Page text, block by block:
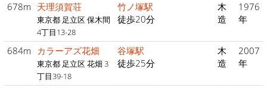
678m 天理須賀荘
東京都 足立区 保木間
4丁目13-28
竹ノ塚駅
徒歩20分
木
造
1976
年
684m カラーアズ花畑
東京都 足立区 花畑 3
丁目39-18
谷塚駅
徒歩25分
木
造
2007
年